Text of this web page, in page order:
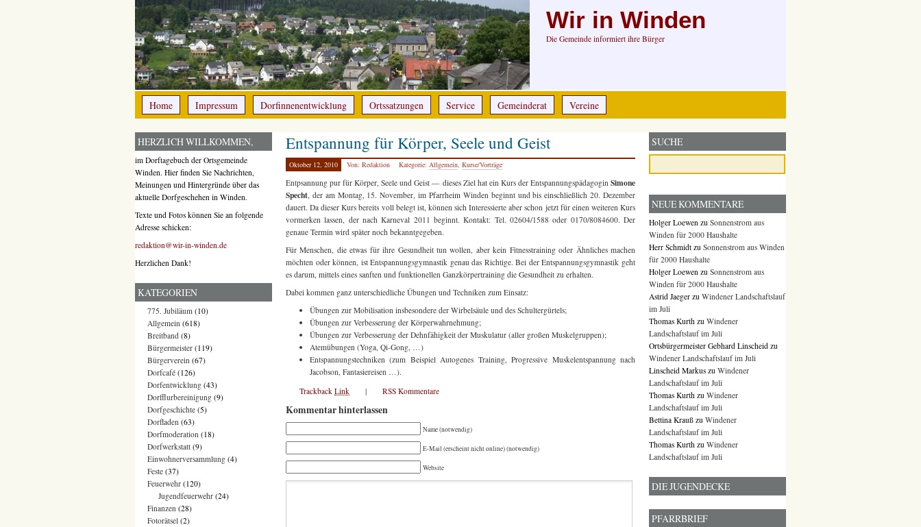
Wir in Winden
Die Gemeinde informiert ihre Bürger
Home Impressum Dorfinnenentwicklung Ortssatzungen Service Gemeinderat Vereine
Entspannung für Körper, Seele und Geist
Oktober 12, 2010 Von: Redaktion Kategorie: Allgemein, Kurse/Vorträge
Entpsannung pur für Körper, Seele und Geist — dieses Ziel hat ein Kurs der EntspannungspädagoginSimone
Specht, der am Montag, 15. November, im Pfarrheim Winden beginnt und bis einschließlich 20. Dezember
dauert. Da dieser Kurs bereits voll belegt ist, können sich Interessierte aber schon jetzt für einen weiteren Kurs
vormerken lassen, der nach Karneval 2011 beginnt. Kontakt: Tel. 02604/1588 oder 0170/8084600. Der
genaue Termin wird später noch bekanntgegeben.
Für Menschen, die etwas für ihre Gesundheit tun wollen, aber kein Fitnesstraining oder Ähnliches machen
möchten oder können, ist Entspannungsgymnastik genau das Richtige. Bei der Entspannungsgymnastik geht
es darum, mittels eines sanften und funktionellen Ganzkörpertraining die Gesundheit zu erhalten.
Dabei kommen ganz unterschiedliche Übungen und Techniken zum Einsatz:
Übungen zur Mobilisation insbesondere der Wirbelsäule und des Schultergürtels;
Übungen zur Verbesserung der Körperwahrnehmung;
Übungen zur Verbesserung der Dehnfähigkeit der Muskulatur (aller großen Muskelgruppen);
Atemübungen (Yoga, Qi-Gong, …)
Entspannungstechniken (zum Beispiel Autogenes Training, Progressive Muskelentspannung nach
Jacobson, Fantasiereisen …).
Trackback Link | RSS Kommentare
Kommentar hinterlassen
Name (notwendig)
E-Mail (erscheint nicht online) (notwendig)
Website
HERZLICH WILLKOMMEN,
im Dorftagebuch der Ortsgemeinde
Winden. Hier finden Sie Nachrichten,
Meinungen und Hintergründe über das
aktuelle Dorfgeschehen in Winden.
Texte und Fotos können Sie an folgende
Adresse schicken:
redaktion@wir-in-winden.de
Herzlichen Dank!
KATEGORIEN
775. Jubiläum (10)
Allgemein (618)
Breitband (8)
Bürgermeister (119)
Bürgerverein (67)
Dorfcafé (126)
Dorfentwicklung (43)
Dorfflurbereinigung (9)
Dorfgeschichte (5)
Dorfladen (63)
Dorfmoderation (18)
Dorfwerkstatt (9)
Einwohnerversammlung (4)
Feste (37)
Feuerwehr (120)
Jugendfeuerwehr (24)
Finanzen (28)
Fotorätsel (2)
SUCHE
NEUE KOMMENTARE
Holger Loewen zu Sonnenstrom aus
Winden für 2000 Haushalte
Herr Schmidt zu Sonnenstrom aus Winden
für 2000 Haushalte
Holger Loewen zu Sonnenstrom aus
Winden für 2000 Haushalte
Astrid Jaeger zu Windener Landschaftslauf
im Juli
Thomas Kurth zu Windener
Landschaftslauf im Juli
Ortsbürgermeister Gebhard Linscheid zu
Windener Landschaftslauf im Juli
Linscheid Markus zu Windener
Landschaftslauf im Juli
Thomas Kurth zu Windener
Landschaftslauf im Juli
Bettina Krauß zu Windener
Landschaftslauf im Juli
Thomas Kurth zu Windener
Landschaftslauf im Juli
DIE JUGENDECKE
PFARRBRIEF